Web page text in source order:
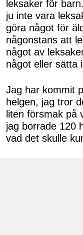
leksaker för
ju inte vara
göra något för
någonstans att
något av
något eller sätta
Jag har kommit
helgen, jag tror
liten försmak på
jag borrade 120
vad det skulle